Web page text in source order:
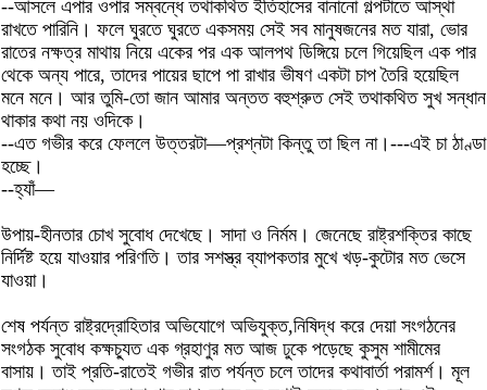
--আসলে এপার ওপার সম্বন্ধে তথাকথিত ইতিহাসের বানানো গল্পটাতে আস্থা
রাখতে পারিনি। ফলে ঘুরতে ঘুরতে একসময় সেই সব মানুষজনের মত যারা, ভোর
রাতের নক্ষত্র মাথায় নিয়ে একের পর এক আলপথ ডিঙ্গিয়ে চলে গিয়েছিল এক পার
থেকে অন্য পারে, তাদের পায়ের ছাপে পা রাখার ভীষণ একটা চাপ তৈরি হয়েছিল
মনে মনে। আর তুমি-তো জান আমার অন্তত বহুশ্রুত সেই তথাকথিত সুখ সন্ধান
থাকার কথা নয় ওদিকে।
--এত গভীর করে ফেললে উত্তরটা—প্রশ্নটা কিন্তু তা ছিল না।---এই চা ঠাণ্ডা
হচ্ছে।
--হ্যাঁ—
উপায়-হীনতার চোখ সুবোধ দেখেছে। সাদা ও নির্মম। জেনেছে রাষ্ট্রশক্তির কাছে
নির্দিষ্ট হয়ে যাওয়ার পরিণতি। তার সশস্ত্র ব্যাপকতার মুখে খড়-কুটোর মত ভেসে
যাওয়া।
শেষ পর্যন্ত রাষ্ট্রদ্রোহিতার অভিযোগে অভিযুক্ত,নিষিদ্ধ করে দেয়া সংগঠনের
সংগঠক সুবোধ কক্ষচ্যুত এক গ্রহাণুর মত আজ ঢুকে পড়েছে কুসুম শামীমের
বাসায়। তাই প্রতি-রাতেই গভীর রাত পর্যন্ত চলে তাদের কথাবার্তা পরামর্শ। মূল